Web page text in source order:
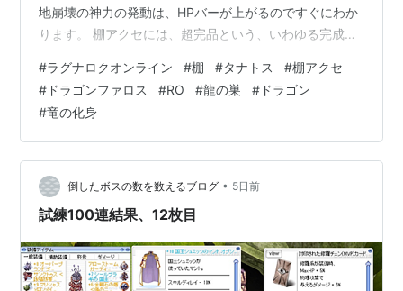
地崩壊の神力の発動は、HPバーが上がるのですぐにわか
ります。 棚アクセには、超完品という、いわゆる完成品
る、というものです。それがこちら わたしこれ善意1つで
確定上書きエンチャントかと勘違いしていまして、 実は
こうなのです。抽選。お金持ちができる追加上書きエン
チャントですね。あるいは棚プロさんなど、昔エンドコ
ンテンツとして通ってた方たち、うらやましいです。多
分漢字エンチャントになればなる…
#ラグナロクオンライン #棚 #タナトス #棚アクセ
# ドラゴンファロス #RO #龍の巣 # ドラゴン
#竜の化身
倒したボスの数を数えるブログ • 5日前
試練100連結果、12枚目